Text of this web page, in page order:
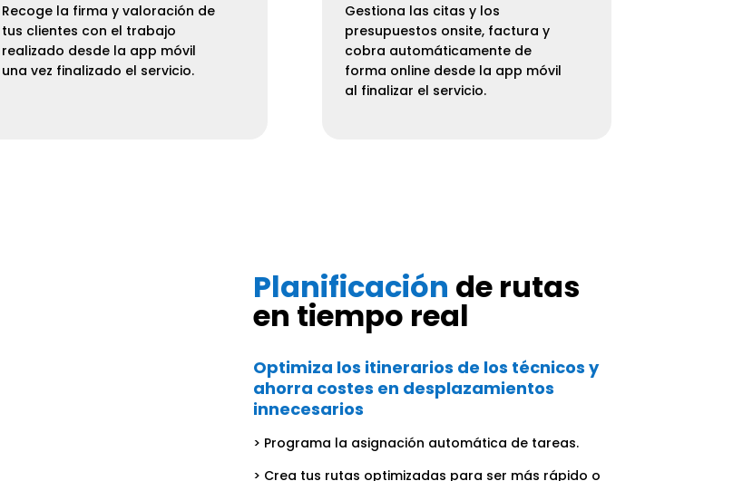
Recoge la firma y valoración de
tus clientes con el trabajo
realizado desde la app móvil
una vez finalizado el servicio.
Gestiona las citas y los
presupuestos onsite, factura y
cobra automáticamente de
forma online desde la app móvil
al finalizar el servicio.
Planificación de rutas
en tiempo real
Optimiza los itinerarios de los técnicos y
ahorra costes en desplazamientos
innecesarios
> Programa la asignación automática de tareas.
> Crea tus rutas optimizadas para ser más rápido o